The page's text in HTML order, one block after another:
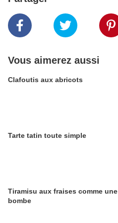
Vous aimerez aussi
Clafoutis aux abricots
Tarte tatin toute simple
Tiramisu aux fraises comme une
bombe